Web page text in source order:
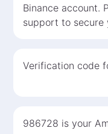
Binance account.
support to secure
Verification code
986728 is your